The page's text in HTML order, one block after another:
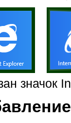
значок